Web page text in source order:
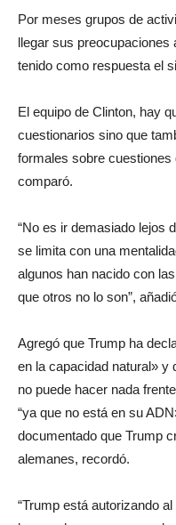
Por meses grupos de
llegar sus preocupaciones
tenido como respuesta el
El equipo de Clinton, hay
cuestionarios sino que
formales sobre
comparó.
“No es ir demasiado lejos
se limita con una
algunos han nacido con
que otros no lo son”,
Agregó que Trump ha
en la capacidad natural» y
no puede hacer nada
“ya que no está en su
documentado que Trump
alemanes, recordó.
“Trump está autorizando